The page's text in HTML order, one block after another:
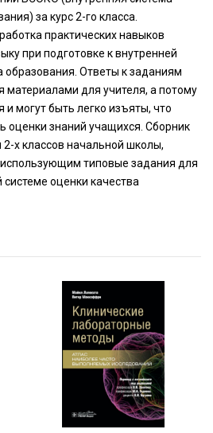
за курс 2-го класса.
практических навыков
при подготовке к внутренней
образования. Ответы к заданиям
материалами для учителя, а потому
могут быть легко изъяты, что
оценки знаний учащихся. Сборник
х классов начальной школы,
типовые задания для
системе оценки качества